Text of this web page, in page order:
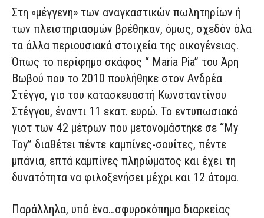
Στη «μέγγενη» των αναγκαστικών πωλητηρίων ή
των πλειστηριασμών βρέθηκαν, όμως, σχεδόν όλα
τα άλλα περιουσιακά στοιχεία της οικογένειας.
Όπως το περίφημο σκάφος “ Maria Pia” του Άρη
Βωβού που το 2010 πουλήθηκε στον Ανδρέα
Στέγγο, γιο του κατασκευαστή Κωνσταντίνου
Στέγγου, έναντι 11 εκατ. ευρώ. Το εντυπωσιακό
γιοτ των 42 μέτρων που μετονομάστηκε σε “My
Toy” διαθέτει πέντε καμπίνες-σουίτες, πέντε
μπάνια, επτά καμπίνες πληρώματος και έχει τη
δυνατότητα να φιλοξενήσει μέχρι και 12 άτομα.
Παράλληλα, υπό ένα…σφυροκόπημα διαρκείας